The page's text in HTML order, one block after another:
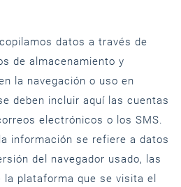
datos a través de
de almacenamiento y
la navegación o uso en
deben incluir aquí las cuentas
electrónicos o los SMS.
información se refiere a datos
del navegador usado, las
plataforma que se visita el